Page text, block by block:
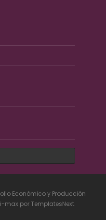
Económico y Producción
i-max por TemplatesNext.